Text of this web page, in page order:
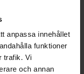
anpassa innehållet
funktioner
trafik. Vi
och annan